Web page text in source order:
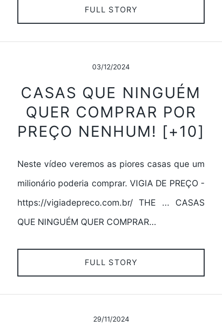
FULL STORY
03/12/2024
CASAS QUE NINGUÉM
QUER COMPRAR POR
PREÇO NENHUM! [+10]
Neste vídeo veremos as piores casas que um
milionário poderia comprar. VIGIA DE PREÇO -
https://vigiadepreco.com.br/ THE ... CASAS
QUE NINGUÉM QUER COMPRAR…
FULL STORY
29/11/2024